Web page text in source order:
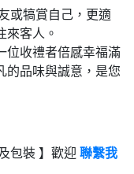
或犒賞自己，更適
來客人。
位收禮者倍感幸福滿
的品味與誠意，是您
包裝 】歡迎 聯繫我